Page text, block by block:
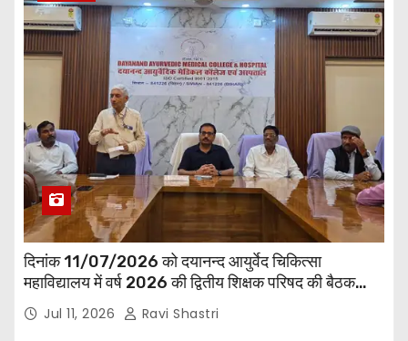
दिनांक 11/07/2026 को दयानन्द आयुर्वेद चिकित्सा
महाविद्यालय में वर्ष 2026 की द्वितीय शिक्षक परिषद की बैठक
प्राचार्य की अध्यक्षता में हुई। बैठक मे महाविद्यालय सभी
विभागाध्यक्ष एवं शिक्षक सम्मिलित हुए।
Jul 11, 2026 Ravi Shastri